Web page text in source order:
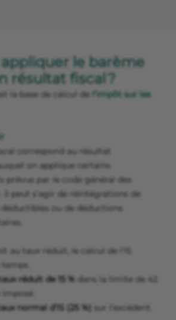
le barème
résultat fiscal ?
la base de calcul de
l’impôt sur les
correspond au résultat
on applique certains
prévus par le code général des
Il peut s’agir de réintégrations de
déductibles ou de déductions
au taux réduit, le calcul de l’IS
réduit de 15 % dans la limite de 42
normal d’IS (25 %) sur l’excédent.